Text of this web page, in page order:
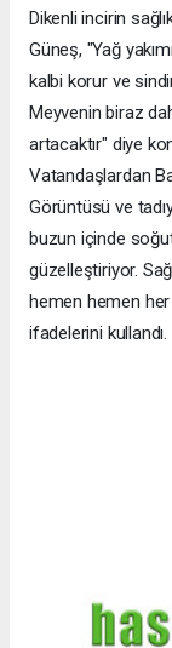
Dikenli incirin
Güneş, "Yağ
kalbi korur ve
Meyvenin biraz
artacaktır" diye
Vatandaşlardan
Görüntüsü ve
buzun içinde
güzelleştiriyor.
hemen hemen
ifadelerini kullandı.